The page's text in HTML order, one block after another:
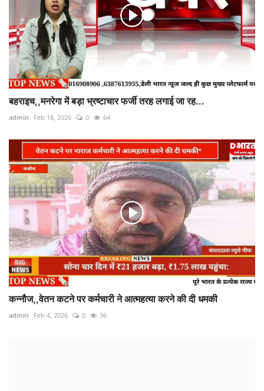
बहराइच,,मनरेगा में बड़ा भ्रष्टाचार फर्जी तरह लगाई जा रह...
admin Feb 18, 2026 0 64
कन्नौज,,वेतन कटने पर कर्मचारी ने आत्महत्या करने की दी धमकी
admin Feb 4, 2026 0 36